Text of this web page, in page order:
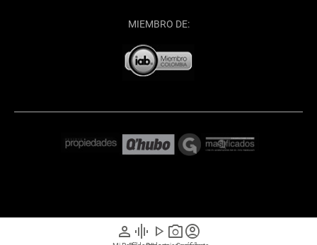
person graphic_eq play_arrow photo_cameraaccount_circle
MIEMBRO DE: